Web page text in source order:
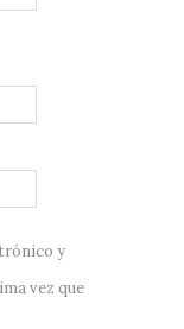
y
vez que